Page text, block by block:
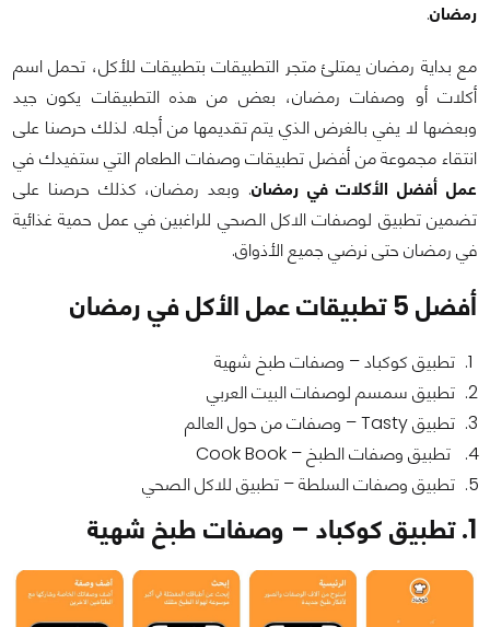
رمضان.
مع بداية رمضان يمتلئ متجر التطبيقات بتطبيقات للأكل، تحمل اسم
أكلات أو وصفات رمضان، بعض من هذه التطبيقات يكون جيد
وبعضها لا يفي بالغرض الذي يتم تقديمها من أجله. لذلك حرصنا على
انتقاء مجموعة من أفضل تطبيقات وصفات الطعام التي ستفيدك في
عمل أفضل الأكلات في رمضان. وبعد رمضان، كذلك حرصنا على
تضمين تطبيق لوصفات الاكل الصحي للراغبين في عمل حمية غذائية
في رمضان حتى نرضي جميع الأذواق.
أفضل 5 تطبيقات عمل الأكل في رمضان
تطبيق كوكباد – وصفات طبخ شهية
تطبيق سمسم لوصفات البيت العربي
تطبيق Tasty – وصفات من حول العالم
تطبيق وصفات الطبخ – Cook Book
تطبيق وصفات السلطة – تطبيق للاكل الصحي
1. تطبيق كوكباد – وصفات طبخ شهية